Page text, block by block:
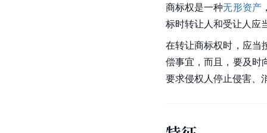
商标权是一种无形资产
标时转让人和受让人应
在转让商标权时，应当
偿事宜，而且，要及时
要求侵权人停止侵害、